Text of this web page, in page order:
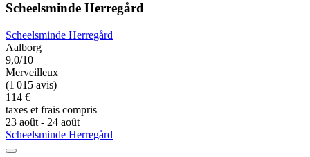
Scheelsminde Herregård
Scheelsminde Herregård
Aalborg
9,0/10
Merveilleux
(1 015 avis)
114 €
taxes et frais compris
23 août - 24 août
Scheelsminde Herregård